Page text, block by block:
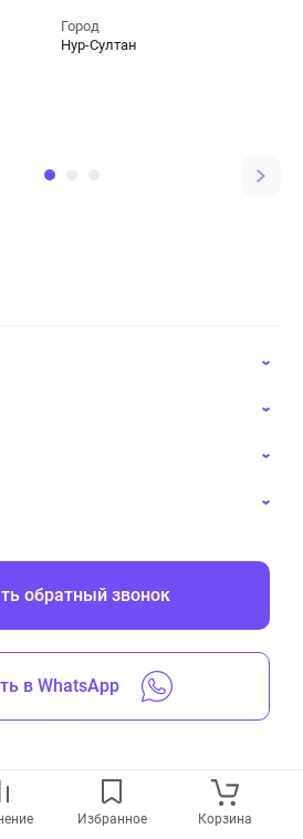
Избранное Корзина
Город
Нур-Султан
обратный звонок
в WhatsApp
защищены © 2019-2026